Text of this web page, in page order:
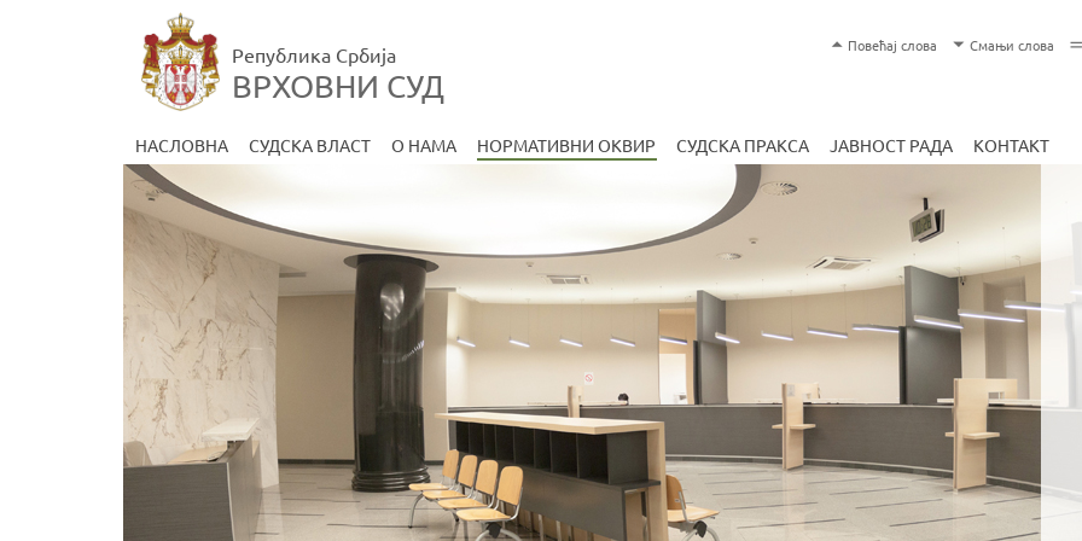
Република Србија
ВРХОВНИ СУД
T
S
Повећај слова Смањи слова
НАСЛОВНА СУДСКА ВЛАСТ О НАМА НОРМАТИВНИ ОКВИР СУДСКА ПРАКСА ЈАВНОСТ РАДА КОНТАКТ